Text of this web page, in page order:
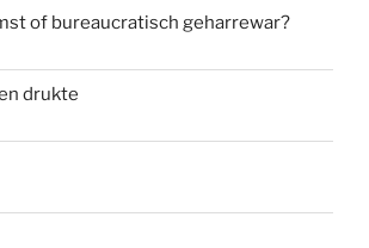
of bureaucratisch geharrewar?
drukte